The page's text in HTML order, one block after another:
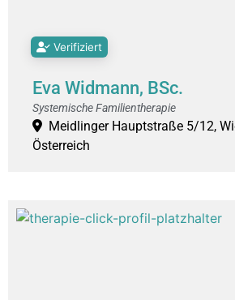
Verifiziert
Eva Widmann, BSc.
Systemische Familientherapie
Meidlinger Hauptstraße 5/12,
Österreich